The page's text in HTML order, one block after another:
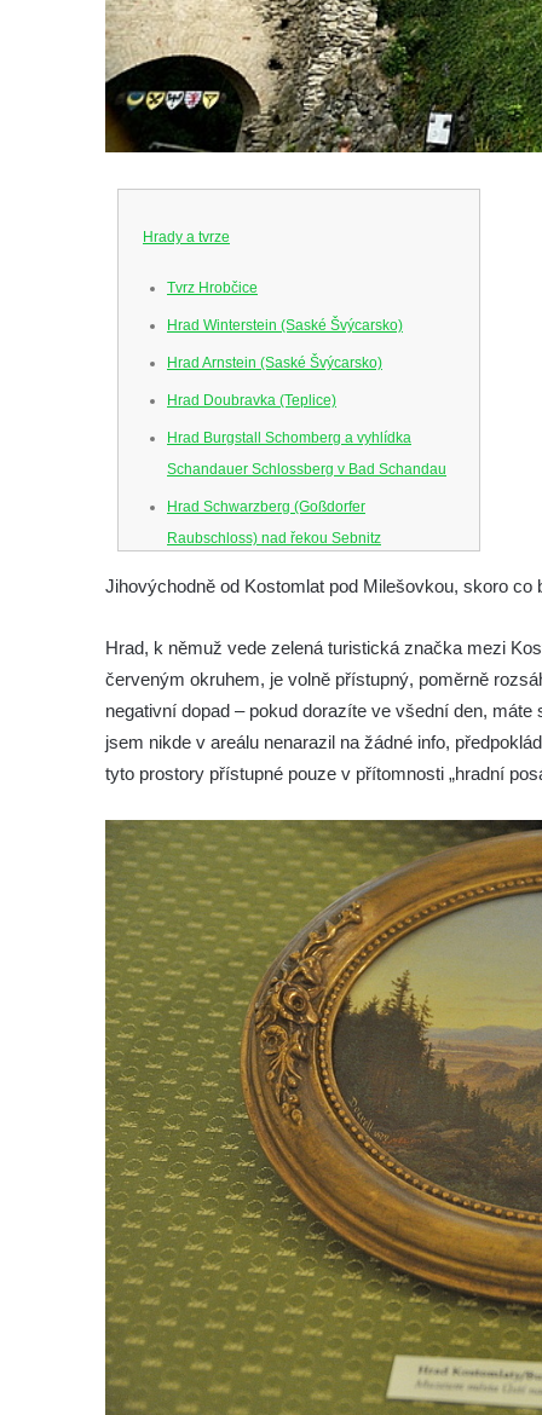
Hrady a tvrze
Tvrz Hrobčice
Hrad Winterstein (Saské Švýcarsko)
Hrad Arnstein (Saské Švýcarsko)
Hrad Doubravka (Teplice)
Hrad Burgstall Schomberg a vyhlídka
Schandauer Schlossberg v Bad Schandau
Hrad Schwarzberg (Goßdorfer
Raubschloss) nad řekou Sebnitz
Hrad Neurathen na Bastei
Hrad Litoměřice
Hrad Skalka u Vlastislavi
Hrad Kostomlaty
Tvrz Brozany nad Ohří
Tvrz Měrunice
Tvrz Libčeves
Tvrz Kuřívody
Tvrz Tlustec (Velký Valtinov)
Hrad Litýš
Hrad Levín (u Úštěku)
Hrad Bezděz
Hrad Potštejn
Hrad Jezdec
Hrad u Hvězdy
Hrad Čap
Hrad Bradlec
Hrad Kumburk
Hrad Klinštejn
Hrad Drábovna
Hrad Kvítkov
Jihovýchodně od Kostomlat pod Milešovkou, skoro
Hrad, k němuž vede zelená turistická značka mezi
červeným okruhem, je volně přístupný, poměrně
negativní dopad – pokud dorazíte ve všední den,
jsem nikde v areálu nenarazil na žádné info,
tyto prostory přístupné pouze v přítomnosti „hradní